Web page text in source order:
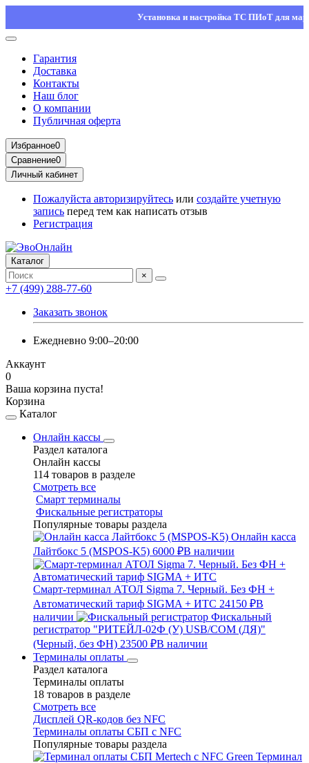
Установка и настройка ТС ПИоТ для
Гарантия
Доставка
Контакты
Наш блог
О компании
Публичная оферта
Избранное0
Сравнение0
Личный кабинет
Пожалуйста авторизируйтесь или создайте учетную
запись перед тем как написать отзыв
Регистрация
Каталог
×
+7 (499) 288-77-60
Заказать звонок
Ежедневно 9:00–20:00
Аккаунт
0
Ваша корзина пуста!
Корзина
Каталог
Онлайн кассы
Раздел каталога
Онлайн кассы
114 товаров в разделе
Смотреть все
Смарт терминалы
Фискальные регистраторы
Популярные товары раздела
Онлайн касса
Лайтбокс 5 (MSPOS-K5) 6000 ₽В наличии
Смарт-терминал АТОЛ Sigma 7. Черный. Без ФН +
Автоматический тариф SIGMA + ИТС 24150 ₽В
наличии
Фискальный
регистратор "РИТЕЙЛ-02Ф (У) USB/COM (ДЯ)"
(Черный, без ФН) 23500 ₽В наличии
Терминалы оплаты
Раздел каталога
Терминалы оплаты
18 товаров в разделе
Смотреть все
Дисплей QR-кодов без NFC
Терминалы оплаты СБП с NFC
Популярные товары раздела
Терминал